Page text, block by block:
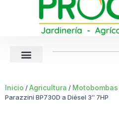
Inicio /Agricultura / Motobombas
Parazzini BP730D a Diésel 3″ 7HP